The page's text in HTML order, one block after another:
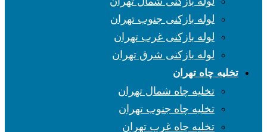
لوله بازکنی جنوب تهران
لوله بازکنی غرب تهران
لوله بازکنی شرق تهران
تخلیه چاه تهران
تخلیه چاه شمال تهران
تخلیه چاه جنوب تهران
تخلیه چاه غرب تهران